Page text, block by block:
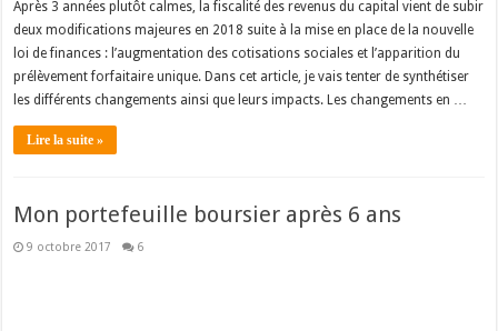
Après 3 années plutôt calmes, la fiscalité des revenus du capital vient de subir
deux modifications majeures en 2018 suite à la mise en place de la nouvelle
loi de finances : l’augmentation des cotisations sociales et l’apparition du
prélèvement forfaitaire unique. Dans cet article, je vais tenter de synthétiser
les différents changements ainsi que leurs impacts. Les changements en …
Lire la suite »
Mon portefeuille boursier après 6 ans
9 octobre 2017 6